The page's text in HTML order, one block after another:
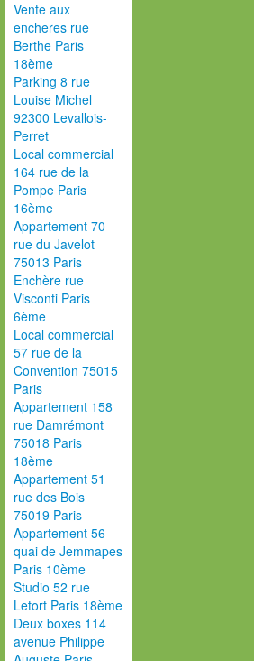
Vente aux
encheres rue
Berthe Paris
18ème
Parking 8 rue
Louise Michel
92300 Levallois-
Perret
Local commercial
164 rue de la
Pompe Paris
16ème
Appartement 70
rue du Javelot
75013 Paris
Enchère rue
Visconti Paris
6ème
Local commercial
57 rue de la
Convention 75015
Paris
Appartement 158
rue Damrémont
75018 Paris
18ème
Appartement 51
rue des Bois
75019 Paris
Appartement 56
quai de Jemmapes
Paris 10ème
Studio 52 rue
Letort Paris 18ème
Deux boxes 114
avenue Philippe